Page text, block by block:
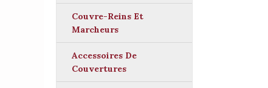
Couvre-Reins Et
Marcheurs
Accessoires De
Couvertures